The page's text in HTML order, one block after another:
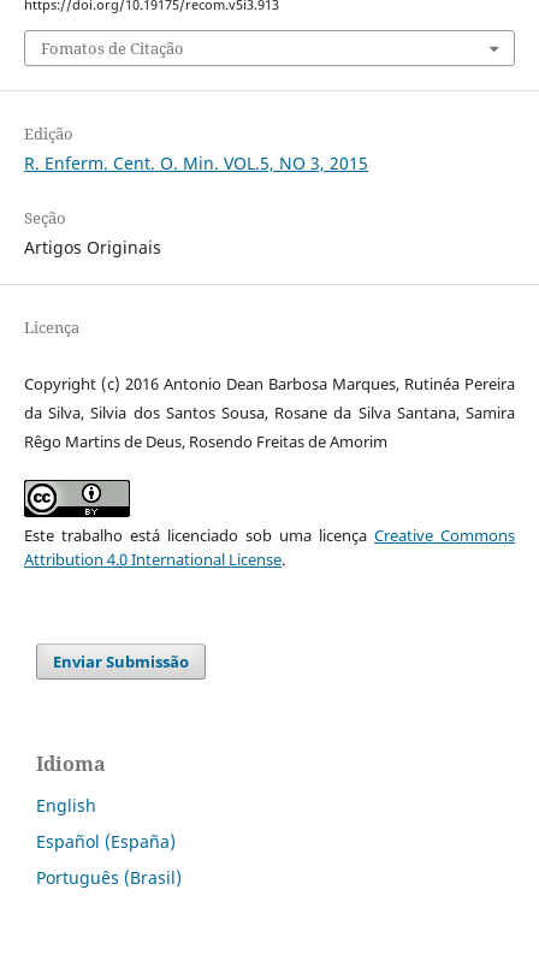
https://doi.org/10.19175/recom.v5i3.913
Fomatos de Citação
Edição
R. Enferm. Cent. O. Min. VOL.5, NO 3, 2015
Seção
Artigos Originais
Licença
Copyright (c) 2016 Antonio Dean Barbosa Marques, Rutinéa Pereira
da Silva, Silvia dos Santos Sousa, Rosane da Silva Santana, Samira
Rêgo Martins de Deus, Rosendo Freitas de Amorim
Este trabalho está licenciado sob uma licençaCreative Commons
Attribution 4.0 International License.
Enviar Submissão
Idioma
English
Español (España)
Português (Brasil)